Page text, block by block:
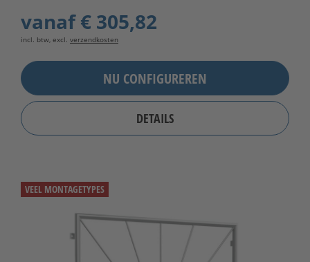
vanaf€ 305,82
incl. btw, excl. verzendkosten
NU CONFIGUREREN
DETAILS
VEEL MONTAGETYPES